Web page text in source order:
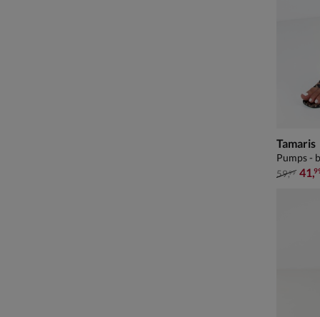
Tamaris
Pumps -
van €
59,99 41,